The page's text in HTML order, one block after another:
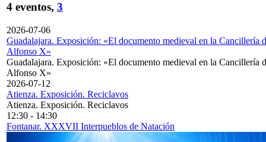
4 eventos, 3
2026-07-06
Guadalajara. Exposición: «El documento medieval en la Cancillería
Alfonso X»
Guadalajara. Exposición: «El documento medieval en la Cancillería
Alfonso X»
2026-07-12
Atienza. Exposición. Reciclavos
Atienza. Exposición. Reciclavos
12:30 - 14:30
Fontanar. XXXVII Interpueblos de Natación